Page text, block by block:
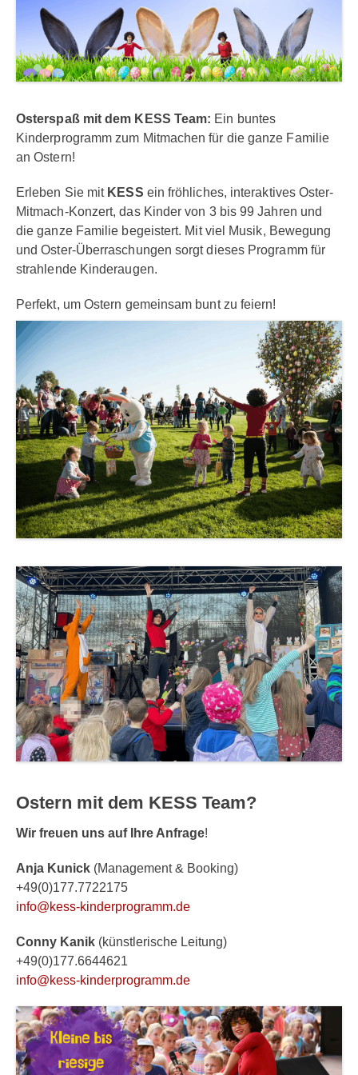
Osterspaß mit dem KESS Team: Ein buntes
Kinderprogramm zum Mitmachen für die ganze Familie
an Ostern!
Erleben Sie mit KESS ein fröhliches, interaktives Oster-
Mitmach-Konzert, das Kinder von 3 bis 99 Jahren und
die ganze Familie begeistert. Mit viel Musik, Bewegung
und Oster-Überraschungen sorgt dieses Programm für
strahlende Kinderaugen.
Perfekt, um Ostern gemeinsam bunt zu feiern!
Ostern mit dem KESS Team?
Wir freuen uns auf Ihre Anfrage!
Anja Kunick (Management & Booking)
+49(0)177.7722175
info@kess-kinderprogramm.de
Conny Kanik (künstlerische Leitung)
+49(0)177.6644621
info@kess-kinderprogramm.de